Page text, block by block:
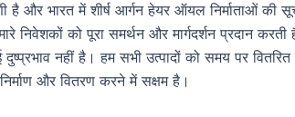
और भारत में शीर्ष आर्गन हेयर ऑयल निर्माताओं की
निवेशकों को पूरा समर्थन और मार्गदर्शन प्रदान
दुष्प्रभाव नहीं है। हम सभी उत्पादों को समय पर
और वितरण करने में सक्षम है।